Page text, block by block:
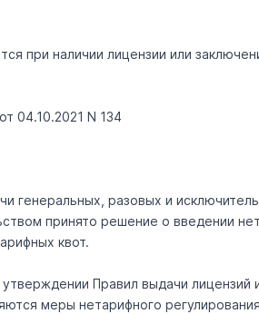
при наличии лицензии или
04.10.2021 N 134
генеральных, разовых и
принято решение о введении
квот.
Правил выдачи лицензий
меры нетарифного